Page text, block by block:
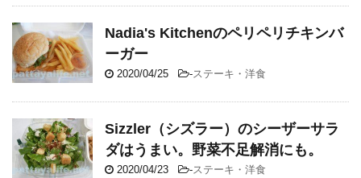
Nadia's Kitchenのペリペリチキンバ
ーガー
2020/04/25 -ステーキ・洋食
Sizzler（シズラー）のシーザーサラ
ダはうまい。野菜不足解消にも。
2020/04/23 -ステーキ・洋食